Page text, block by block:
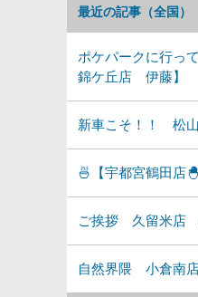
最近の記事（全国）
ポケパークに行っ
錦ケ丘店 伊藤】
新車こそ！！ 松
🍜【宇都宮鶴田店
ご挨拶 久留米
自然界隈 小倉南